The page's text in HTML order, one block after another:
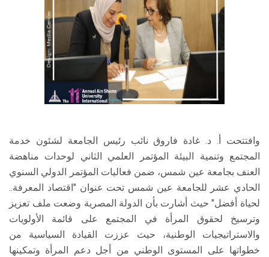
وافتتحت أ. د. غادة فاروق نائب رئيس الجامعة لشئون خدمة
المجتمع وتنمية البيئة المؤتمر العلمي الثاني لوحدات مناهضة
العنف بجامعة عين شمس، ضمن فعاليات المؤتمر الدولي السنوي
الحادي عشر للجامعة عين شمس تحت عنوان "اقتصاد المعرفة..
لحياة أفضل" حيث أشارت بأن الدولة المصرية وضعت ملف تعزيز
وترسيخ لحقوق المرأة في المجتمع على قائمة الأولويات
والاستراتيجيات الوطنية، حيث عززت القيادة السياسية من
خطواتها على المستوى الوطني من أجل دعم المرأة وتمكينها